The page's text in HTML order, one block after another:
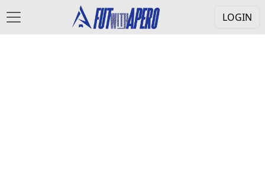
LOGIN